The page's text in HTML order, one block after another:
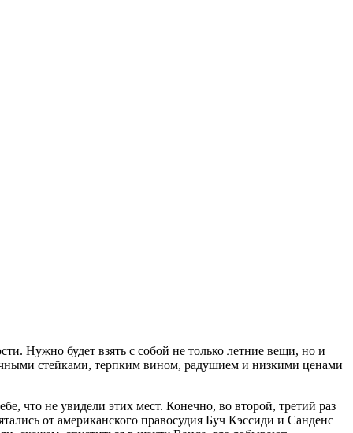
Нужно будет взять с собой не только летние вещи, но и
стейками, терпким вином, радушием и низкими ценами
что не увидели этих мест. Конечно, во второй, третий раз
от американского правосудия Буч Кэссиди и Санденс